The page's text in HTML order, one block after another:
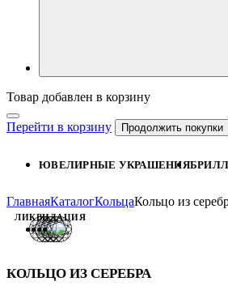
Товар добавлен в корзину
Перейти в корзину Продолжить покупки
ЮВЕЛИРНЫЕ УКРАШЕНИЯ
ГлавнаяКаталогКольцаКольцо из
ЛИКВИДАЦИЯ
КОЛЬЦО ИЗ СЕРЕБРА